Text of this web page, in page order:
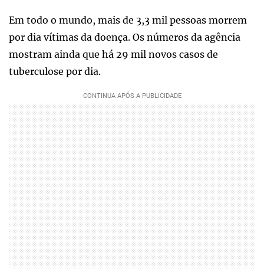
Em todo o mundo, mais de 3,3 mil pessoas morrem
por dia vítimas da doença. Os números da agência
mostram ainda que há 29 mil novos casos de
tuberculose por dia.